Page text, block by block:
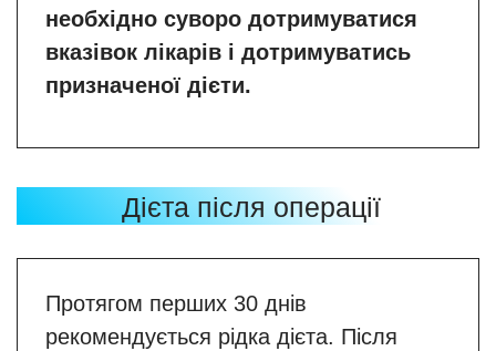
необхідно суворо дотримуватися
вказівок лікарів і дотримуватись
призначеної дієти.
Дієта після операції
Протягом перших 30 днів
рекомендується рідка дієта. Після